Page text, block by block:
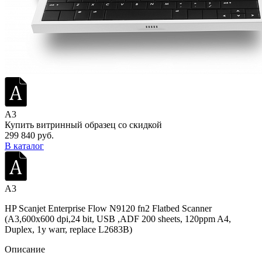
A3
Купить витринный образец со скидкой
299 840 руб.
В каталог
A3
HP Scanjet Enterprise Flow N9120 fn2 Flatbed Scanner
(A3,600x600 dpi,24 bit, USB ,ADF 200 sheets, 120ppm A4,
Duplex, 1y warr, replace L2683B)
Описание